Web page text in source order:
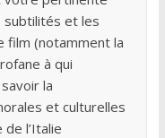
subtilités et les
film (notamment la
la
et culturelles
l’Italie